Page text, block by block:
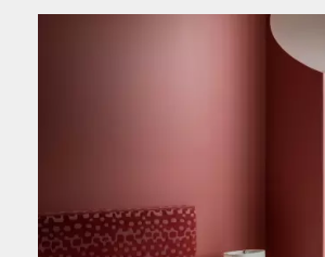
Media Carousel
Carousel with product photos. Use the